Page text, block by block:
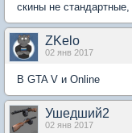
скины не
ZKelo
02 янв 2017
В GTA V и Online
Ушедший2
02 янв 2017